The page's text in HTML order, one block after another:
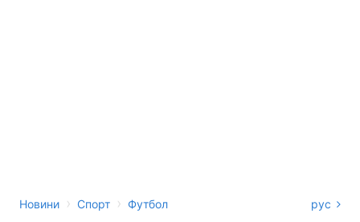
Новини › Спорт › Футбол рус